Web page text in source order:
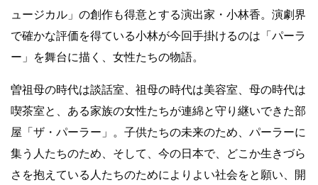
ュージカル」の創作も得意とする演出家・小林香。演劇界
で確かな評価を得ている小林が今回手掛けるのは「パーラ
ー」を舞台に描く、女性たちの物語。
曽祖母の時代は談話室、祖母の時代は美容室、母の時代は
喫茶室と、ある家族の女性たちが連綿と守り継いできた部
屋「ザ・パーラー」。子供たちの未来のため、パーラーに
集う人たちのため、そして、今の日本で、どこか生きづら
さを抱えている人たちのためによりよい社会をと願い、開